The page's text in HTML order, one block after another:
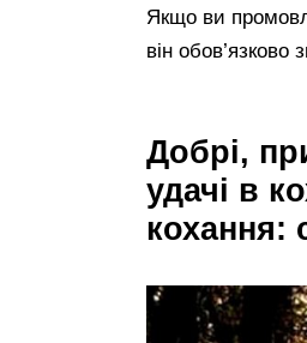
Якщо ви
він обов’язково
Добрі,
удачі в
кохання: